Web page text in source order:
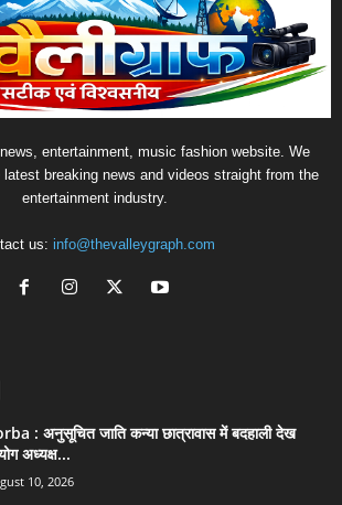
entertainment, music fashion website. We
breaking news and videos straight from the
entertainment industry.
us: info@thevalleygraph.com
: अनुसूचित जाति कन्या छात्रावास में बदहाली देख
अध्यक्ष...
10, 2026